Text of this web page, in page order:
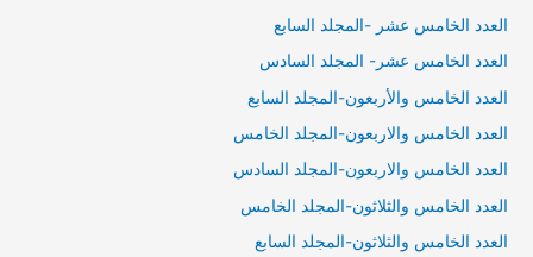
العدد الخامس عشر -المجلد السابع
العدد الخامس عشر- المجلد السادس
العدد الخامس والأربعون-المجلد السابع
العدد الخامس والاربعون-المجلد الخامس
العدد الخامس والاربعون-المجلد السادس
العدد الخامس والثلاثون-المجلد الخامس
العدد الخامس والثلاثون-المجلد السابع